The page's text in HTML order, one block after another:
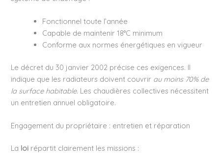
Fonctionnel toute l’année
Capable de maintenir 18°C minimum
Conforme aux normes énergétiques en vigueur
Le décret du 30 janvier 2002 précise ces exigences. Il
indique que les radiateurs doivent couvrir au moins 70% de
la surface habitable. Les chaudières collectives nécessitent
un entretien annuel obligatoire.
Engagement du propriétaire : entretien et réparation
La loi répartit clairement les missions :